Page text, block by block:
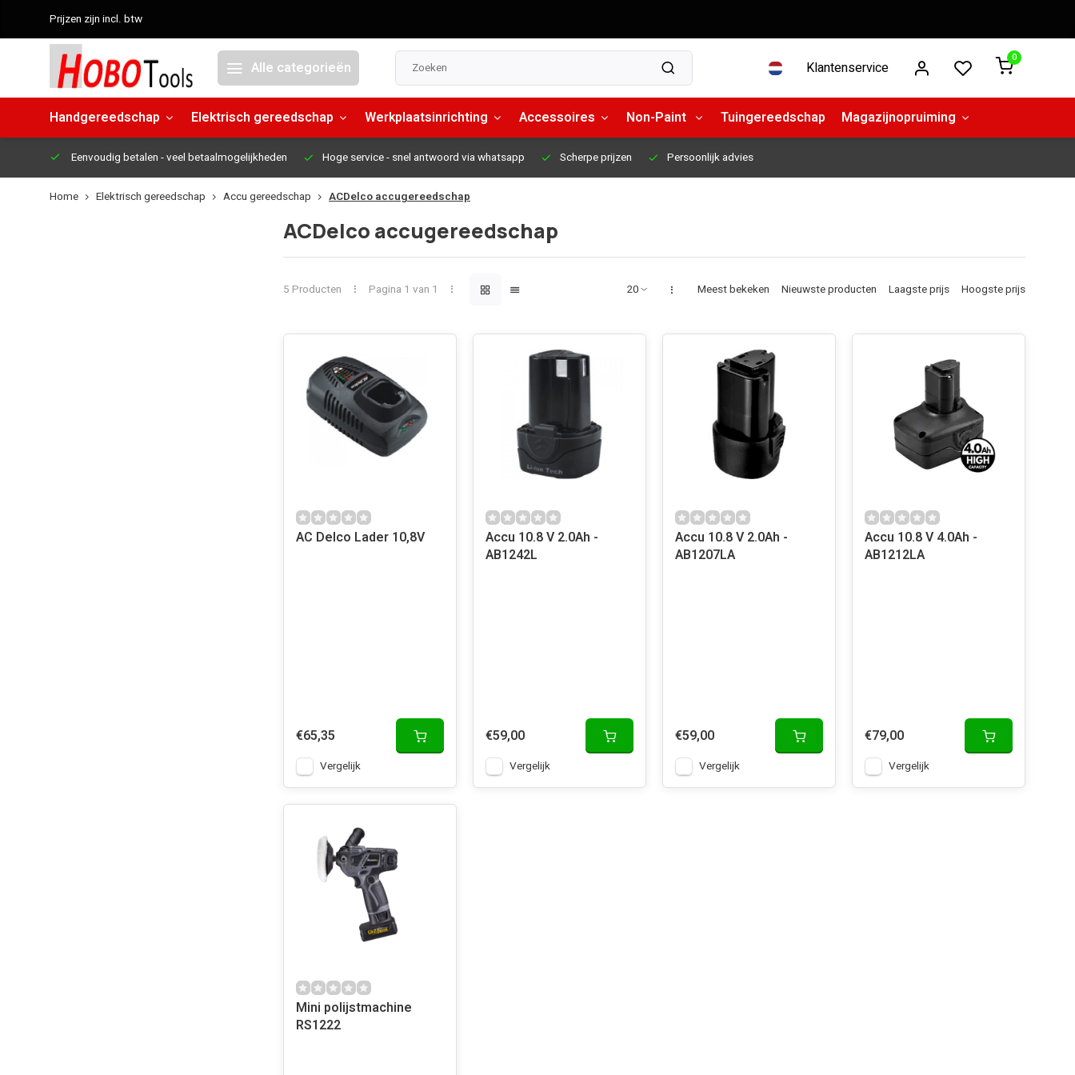
Prijzen zijn incl. btw
Alle categorieën Klantenservice
0
Handgereedschap Elektrisch gereedschap Werkplaatsinrichting Accessoires Non-Paint Tuingereedschap Magazijnopruiming
Eenvoudig betalen - veel betaalmogelijkheden Hoge service- snel antwoord via whatsapp Scherpe prijzen Persoonlijk advies
Home Elektrisch gereedschap Accu gereedschap ACDelco accugereedschap
ACDelco accugereedschap
5 Producten Pagina 1 van 1 Meest bekeken Nieuwste producten Laagste prijs Hoogste prijs
AC Delco Lader 10,8V
€65,35
Vergelijk
Accu 10.8 V 2.0Ah -
AB1242L
€59,00
Vergelijk
Accu 10.8 V 2.0Ah -
AB1207LA
€59,00
Vergelijk
Accu 10.8 V 4.0Ah -
AB1212LA
€79,00
Vergelijk
Mini polijstmachine
RS1222